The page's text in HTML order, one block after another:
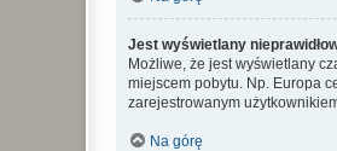
Jest wyświetlany
Możliwe, że jest wyświetlany
miejscem pobytu. Np. Europa
zarejestrowanym
Na górę